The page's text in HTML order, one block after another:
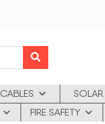
CABLES
FIRE SAFETY